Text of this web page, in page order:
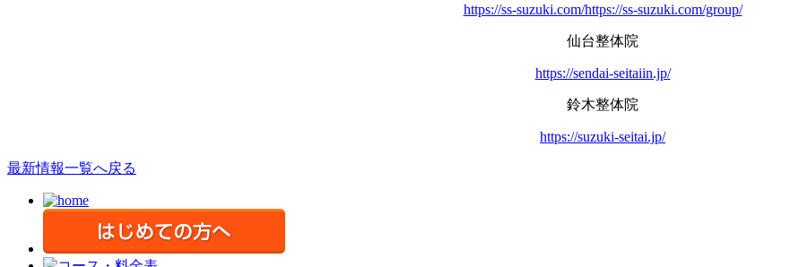
https://ss-suzuki.com/https://ss-suzuki.com/group/
仙台整体院
https://sendai-seitaiin.jp/
鈴木整体院
https://suzuki-seitai.jp/
最新情報一覧へ戻る